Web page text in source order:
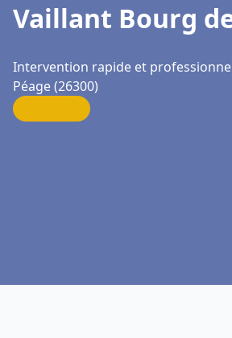
Vaillant Bourg
Intervention rapide et
Péage (26300)